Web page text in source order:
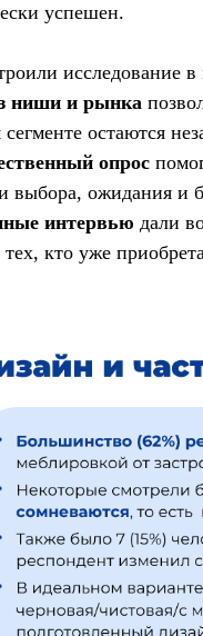
успешен.
исследование в
ниши и рынка
остаются
опрос
выбора, ожидания и
интервью дали
кто уже